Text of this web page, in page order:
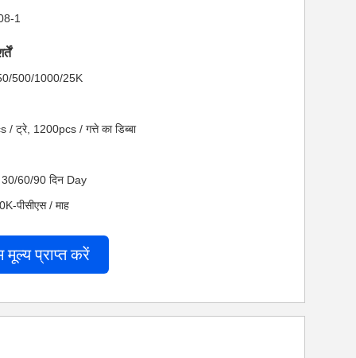
1
500/1000/25K
/ ट्रे, 1200pcs / गत्ते का डिब्बा
30/60/90 दिन Day
पीसीएस / माह
मूल्य प्राप्त करें